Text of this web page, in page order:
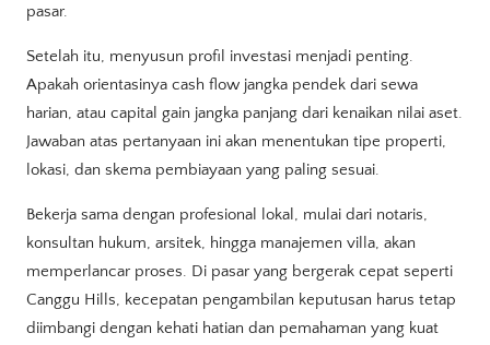
pasar.
Setelah itu, menyusun profil investasi menjadi penting.
Apakah orientasinya cash flow jangka pendek dari sewa
harian, atau capital gain jangka panjang dari kenaikan nilai aset.
Jawaban atas pertanyaan ini akan menentukan tipe properti,
lokasi, dan skema pembiayaan yang paling sesuai.
Bekerja sama dengan profesional lokal, mulai dari notaris,
konsultan hukum, arsitek, hingga manajemen villa, akan
memperlancar proses. Di pasar yang bergerak cepat seperti
Canggu Hills, kecepatan pengambilan keputusan harus tetap
diimbangi dengan kehati hatian dan pemahaman yang kuat